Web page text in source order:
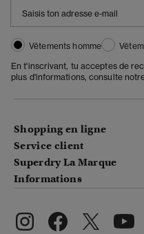
Vêtements homme
En t'inscrivant, tu acceptes de
plus d'informations, consulte
Shopping en ligne
Service client
Superdry La Marque
Informations